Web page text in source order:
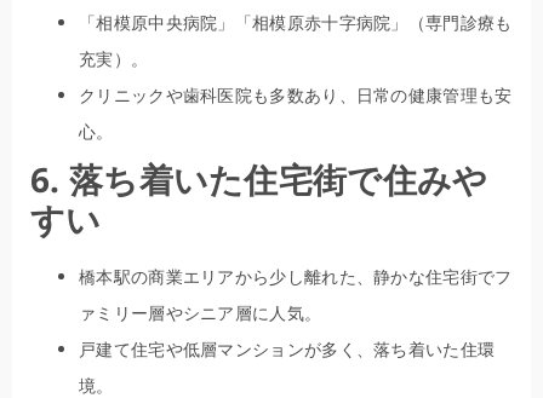
「相模原中央病院」「相模原赤十字病院」（専門診療も
充実）。
クリニックや歯科医院も多数あり、日常の健康管理も安
心。
6. 落ち着いた住宅街で住みや
すい
橋本駅の商業エリアから少し離れた、静かな住宅街でフ
ァミリー層やシニア層に人気。
戸建て住宅や低層マンションが多く、落ち着いた住環
境。